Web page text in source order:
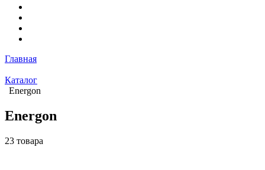
Главная
Каталог
Energon
Energon
23 товара